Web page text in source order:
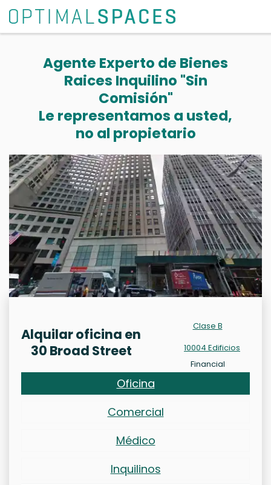
Agente Experto de Bienes
Raices Inquilino "Sin
Comisión"
Le representamos a usted,
no al propietario
Alquilar oficina en
30 Broad Street
Clase B
10004 Edificios
Financial
Oficina
Comercial
Médico
Inquilinos